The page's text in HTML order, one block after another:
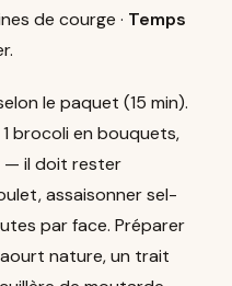
de courge · Temps
le paquet (15 min).
brocoli en bouquets,
— il doit rester
assaisonner sel-
par face. Préparer
nature, un trait